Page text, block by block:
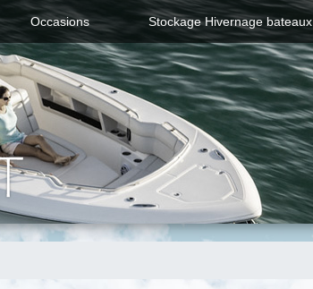
Occasions Stockage Hivernage bateaux